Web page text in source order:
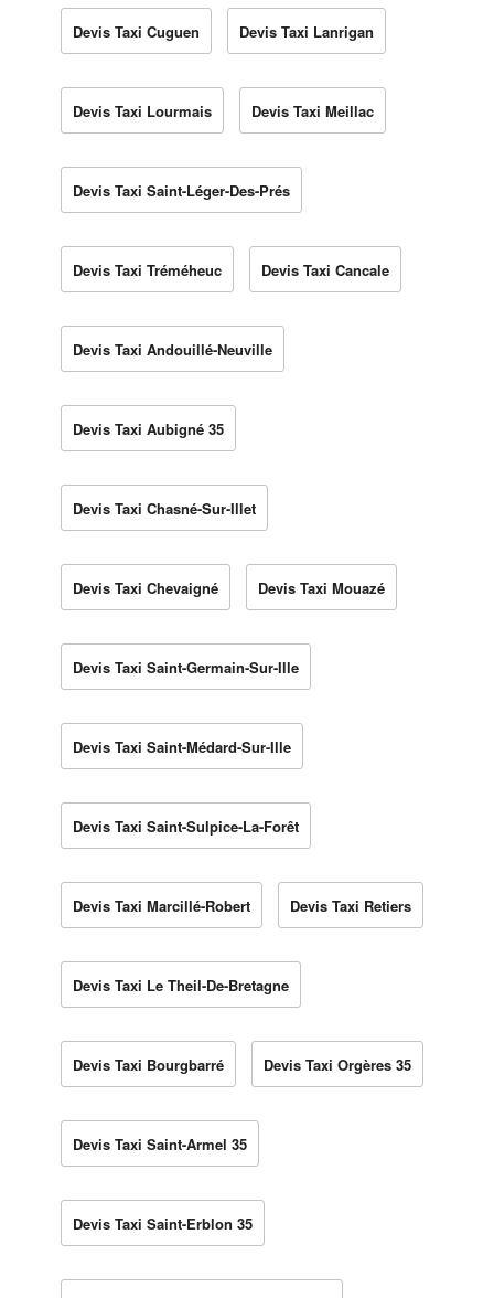
Devis Taxi Cuguen Devis Taxi Lanrigan
Devis Taxi Lourmais Devis Taxi Meillac
Devis Taxi Saint-Léger-Des-Prés
Devis Taxi Tréméheuc Devis Taxi Cancale
Devis Taxi Andouillé-Neuville
Devis Taxi Aubigné 35
Devis Taxi Chasné-Sur-Illet
Devis Taxi Chevaigné Devis Taxi Mouazé
Devis Taxi Saint-Germain-Sur-Ille
Devis Taxi Saint-Médard-Sur-Ille
Devis Taxi Saint-Sulpice-La-Forêt
Devis Taxi Marcillé-Robert Devis Taxi Retiers
Devis Taxi Le Theil-De-Bretagne
Devis Taxi Bourgbarré Devis Taxi Orgères 35
Devis Taxi Saint-Armel 35
Devis Taxi Saint-Erblon 35